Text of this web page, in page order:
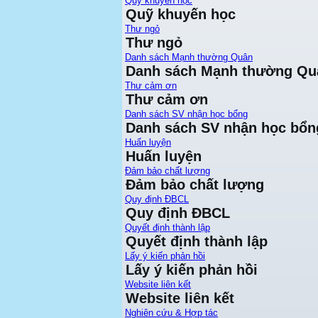
Quỹ khuyến học
Thư ngỏ
Thư ngỏ
Danh sách Mạnh thường Quân
Danh sách Mạnh thường
Thư cảm ơn
Thư cảm ơn
Danh sách SV nhận học bổng
Danh sách SV nhận học
Huấn luyện
Huấn luyện
Đảm bảo chất lượng
Đảm bảo chất lượng
Quy định ĐBCL
Quy định ĐBCL
Quyết định thành lập
Quyết định thành lập
Lấy ý kiến phản hồi
Lấy ý kiến phản hồi
Website liên kết
Website liên kết
Nghiên cứu & Hợp tác